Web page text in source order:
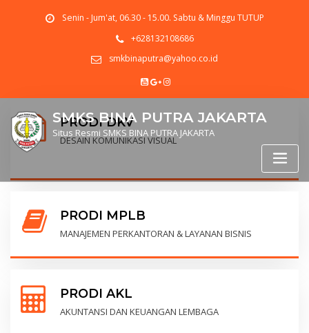
Senin - Jum'at, 06.30 - 15.00. Sabtu & Minggu TUTUP
+628132108686
smkbinaputra@yahoo.co.id
SMKS BINA PUTRA JAKARTA
Situs Resmi SMKS BINA PUTRA JAKARTA
PRODI DKV
DESAIN KOMUNIKASI VISUAL
PRODI MPLB
MANAJEMEN PERKANTORAN & LAYANAN BISNIS
PRODI AKL
AKUNTANSI DAN KEUANGAN LEMBAGA